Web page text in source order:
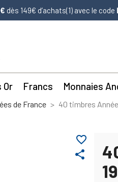
dès 149€ d’achats(1) avec le code
Or Francs Monnaies
de France 40 timbres
share
favorite_border